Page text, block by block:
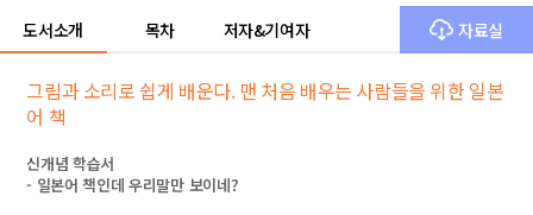
도서소개 목차 저자&기여자 자료실
그림과 소리로 쉽게 배운다. 맨 처음 배우는 사람들을 위한 일본
어 책
신개념 학습서
- 일본어 책인데 우리말만 보이네?